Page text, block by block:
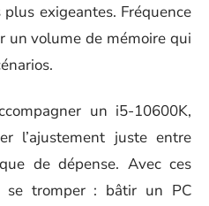
exigeantes. Fréquence
un volume de mémoire qui
un i5-10600K,
l’ajustement juste entre
de dépense. Avec ces
se tromper : bâtir un PC